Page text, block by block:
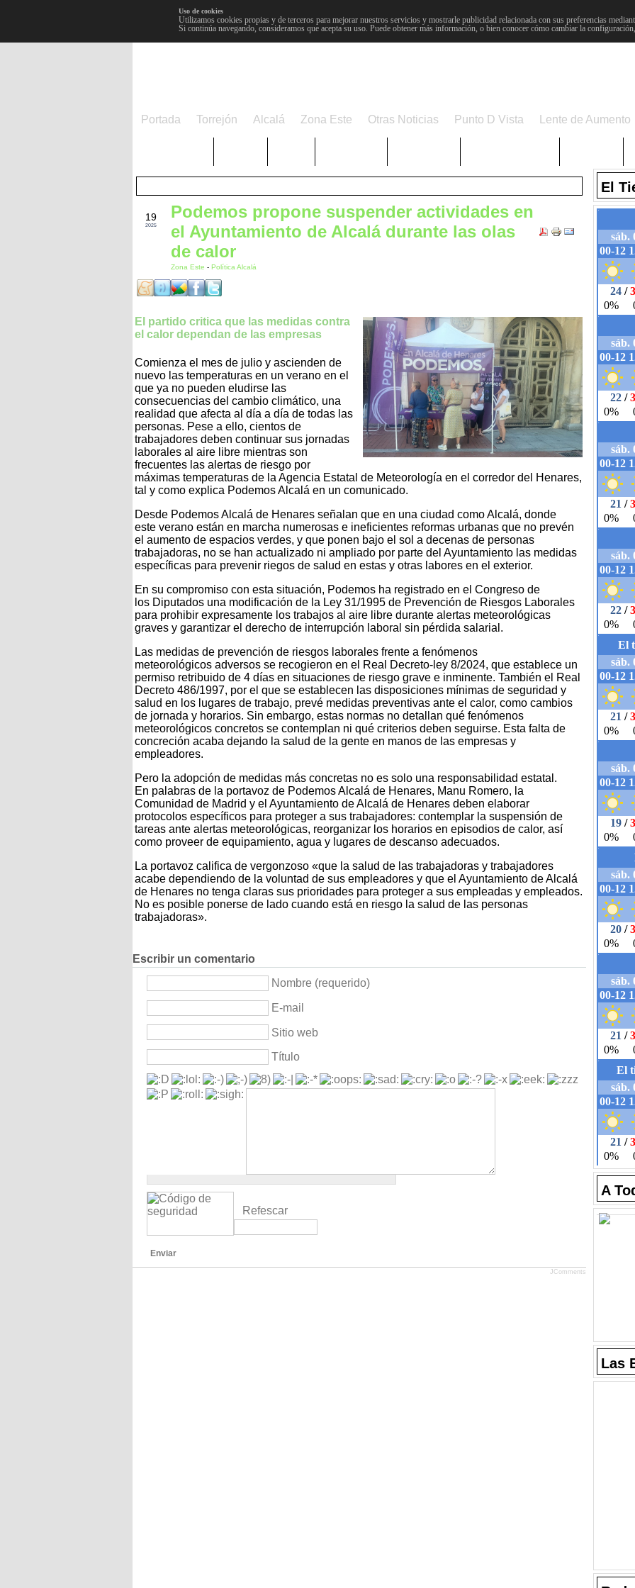
Uso de cookies
Utilizamos cookies propias y de terceros para mejorar nuestros servicios y mostrarle publicidad relacionada con sus preferencias
Si continúa navegando, consideramos que acepta su uso. Puede obtener más información, o bien conocer cómo cambiar la
Portada Torrejón Alcalá Zona Este Otras Noticias Punto D Vista Lente de Aumento
19
2025
Podemos propone suspender actividades en
el Ayuntamiento de Alcalá durante las olas
de calor
Zona Este - Política Alcalá
El partido critica que las medidas contra
el calor dependan de las empresas
Comienza el mes de julio y ascienden de
nuevo las temperaturas en un verano en el
que ya no pueden eludirse las
consecuencias del cambio climático, una
realidad que afecta al día a día de todas las
personas. Pese a ello, cientos de
trabajadores deben continuar sus jornadas
laborales al aire libre mientras son
frecuentes las alertas de riesgo por
máximas temperaturas de la Agencia Estatal de Meteorología en el corredor del Henares,
tal y como explica Podemos Alcalá en un comunicado.
Desde Podemos Alcalá de Henares señalan que en una ciudad como Alcalá, donde
este verano están en marcha numerosas e ineficientes reformas urbanas que no prevén
el aumento de espacios verdes, y que ponen bajo el sol a decenas de personas
trabajadoras, no se han actualizado ni ampliado por parte del Ayuntamiento las medidas
específicas para prevenir riegos de salud en estas y otras labores en el exterior.
En su compromiso con esta situación, Podemos ha registrado en el Congreso de
los Diputados una modificación de la Ley 31/1995 de Prevención de Riesgos Laborales
para prohibir expresamente los trabajos al aire libre durante alertas meteorológicas
graves y garantizar el derecho de interrupción laboral sin pérdida salarial.
Las medidas de prevención de riesgos laborales frente a fenómenos
meteorológicos adversos se recogieron en el Real Decreto-ley 8/2024, que establece un
permiso retribuido de 4 días en situaciones de riesgo grave e inminente. También el Real
Decreto 486/1997, por el que se establecen las disposiciones mínimas de seguridad y
salud en los lugares de trabajo, prevé medidas preventivas ante el calor, como cambios
de jornada y horarios. Sin embargo, estas normas no detallan qué fenómenos
meteorológicos concretos se contemplan ni qué criterios deben seguirse. Esta falta de
concreción acaba dejando la salud de la gente en manos de las empresas y
empleadores.
Pero la adopción de medidas más concretas no es solo una responsabilidad estatal.
En palabras de la portavoz de Podemos Alcalá de Henares, Manu Romero, la
Comunidad de Madrid y el Ayuntamiento de Alcalá de Henares deben elaborar
protocolos específicos para proteger a sus trabajadores: contemplar la suspensión de
tareas ante alertas meteorológicas, reorganizar los horarios en episodios de calor, así
como proveer de equipamiento, agua y lugares de descanso adecuados.
La portavoz califica de vergonzoso «que la salud de las trabajadoras y trabajadores
acabe dependiendo de la voluntad de sus empleadores y que el Ayuntamiento de Alcalá
de Henares no tenga claras sus prioridades para proteger a sus empleadas y empleados.
No es posible ponerse de lado cuando está en riesgo la salud de las personas
trabajadoras».
Escribir un comentario
Nombre (requerido)
E-mail
Sitio web
Título
Refescar
Enviar
JComments
El
A
Las